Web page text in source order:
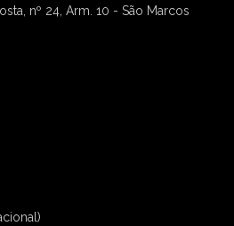
nº 24, Arm. 10 - São Marcos